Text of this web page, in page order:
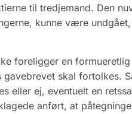
til tredjemand. Den
kunne være
foreligger en
skal fortolkes.
eller ej, eventuelt en
anført, at